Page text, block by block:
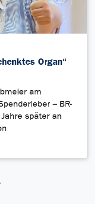
Organ“
am
– BR-
später an